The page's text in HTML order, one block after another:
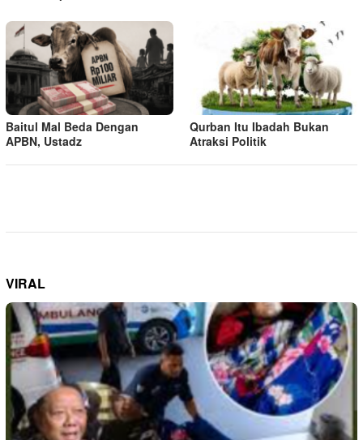
Baitul Mal Beda Dengan
APBN, Ustadz
Qurban Itu Ibadah Bukan
Atraksi Politik
VIRAL